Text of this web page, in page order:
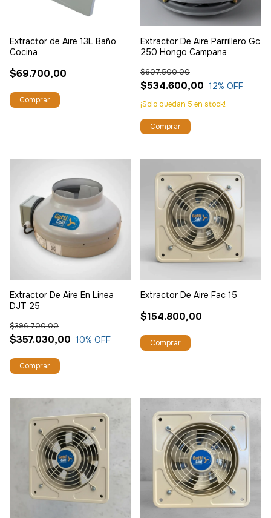
Extractor de Aire 13L Baño
Cocina
$69.700,00
Extractor De Aire Parrillero Gc
250 Hongo Campana
$534.600,00
$607.500,00
12% OFF
¡Solo quedan 5 en stock!
Extractor De Aire En Linea
DJT 25
$357.030,00
$396.700,00
10% OFF
Extractor De Aire Fac 15
$154.800,00